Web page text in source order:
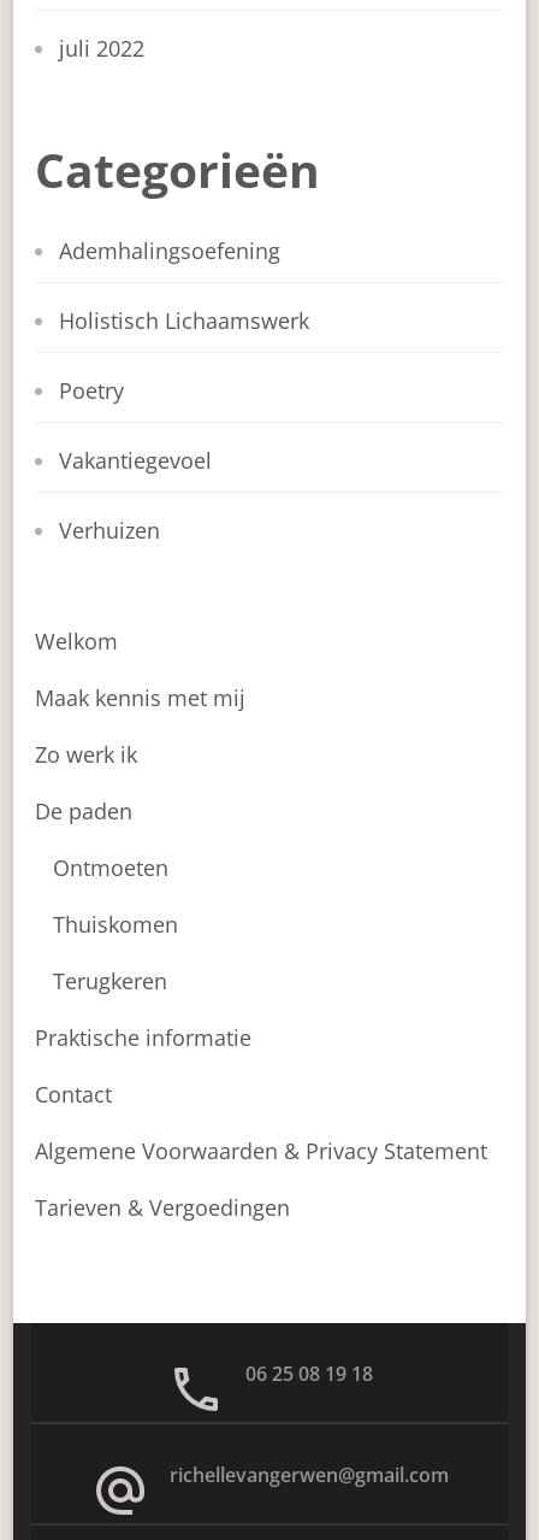
juli 2022
Categorieën
Ademhalingsoefening
Holistisch Lichaamswerk
Poetry
Vakantiegevoel
Verhuizen
Welkom
Maak kennis met mij
Zo werk ik
De paden
Ontmoeten
Thuiskomen
Terugkeren
Praktische informatie
Contact
Algemene Voorwaarden & Privacy Statement
Tarieven & Vergoedingen
06 25 08 19 18
richellevangerwen@gmail.com